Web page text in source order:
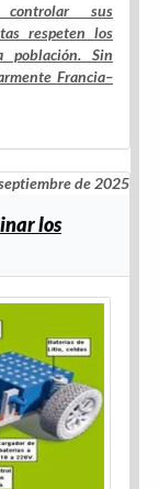
sus
respeten los
población. Sin
Francia–
de 2025
los